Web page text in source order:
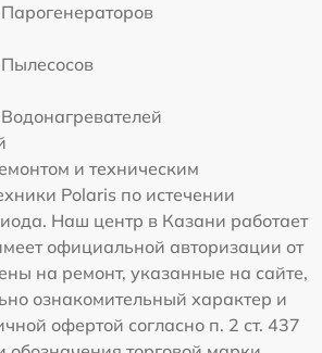
Парогенераторов
Пылесосов
Водонагревателей
и техническим
Polaris по истечении
Наш центр в Казани работает
официальной авторизации от
на ремонт, указанные на сайте,
ознакомительный характер и
офертой согласно п. 2 ст. 437